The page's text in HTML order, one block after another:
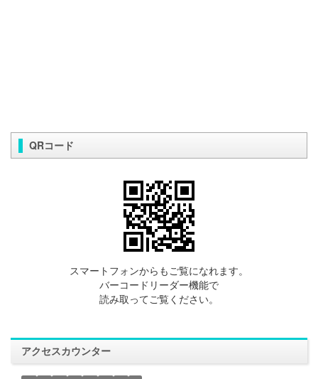
QRコード
スマートフォンからもご覧になれます。
バーコードリーダー機能で
読み取ってご覧ください。
アクセスカウンター